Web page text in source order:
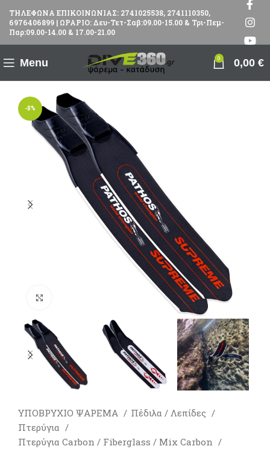
ΤΗΛΕΦΩΝΑ ΕΠΙΚΟΙΝΩΝΙΑΣ: 2741025538, 2741110350,
6976406899 | ΩΡΑΡΙΟ: Δευ-Τετ-Σαβ:09.00-15.00 & Τρι-Πεμ-
Παρ:09.00-14.00 & 17.00-21.00
Menu 0 0,00 €
-8%
ΥΠΟΒΡΥΧΙΟ ΨΑΡΕΜΑ
Πέδιλα / Λεπίδες
Πτερύγια
Πτερύγια Carbon / Fiberglass / Mix Carbon